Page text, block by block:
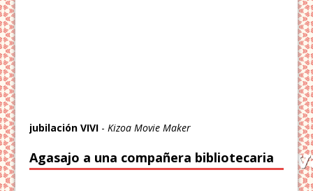
jubilación VIVI - Kizoa Movie Maker
Agasajo a una compañera bibliotecaria